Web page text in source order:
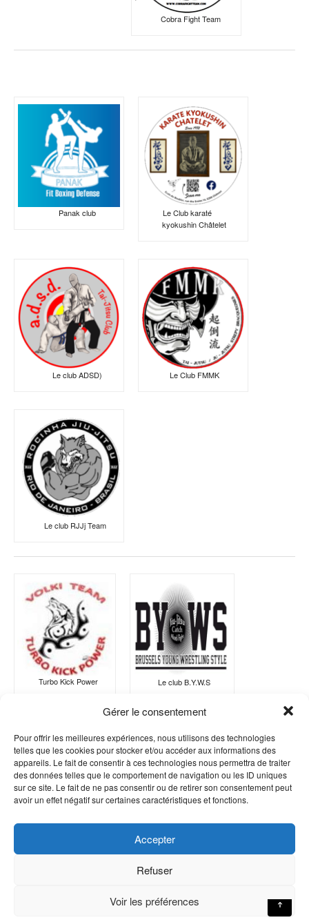
Gérer le consentement
Pour offrir les meilleures expériences, nous utilisons des technologies
telles que les cookies pour stocker et/ou accéder aux informations des
appareils. Le fait de consentir à ces technologies nous permettra de traiter
des données telles que le comportement de navigation ou les ID uniques
sur ce site. Le fait de ne pas consentir ou de retirer son consentement peut
avoir un effet négatif sur certaines caractéristiques et fonctions.
Accepter
Refuser
Voir les préférences
Cobra Fight Team
Panak club
Le Club karaté
kyokushin Châtelet
Le club ADSD) Le Club FMMK
Le club RJJj Team
Turbo Kick Power Le club B.Y.W.S
Theme by phonewear
↑